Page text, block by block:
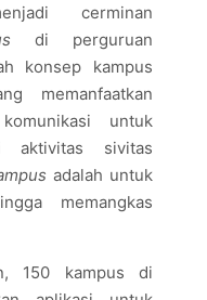
cerminan
di perguruan
konsep kampus
memanfaatkan
untuk
aktivitas sivitas
adalah untuk
memangkas
150 kampus di